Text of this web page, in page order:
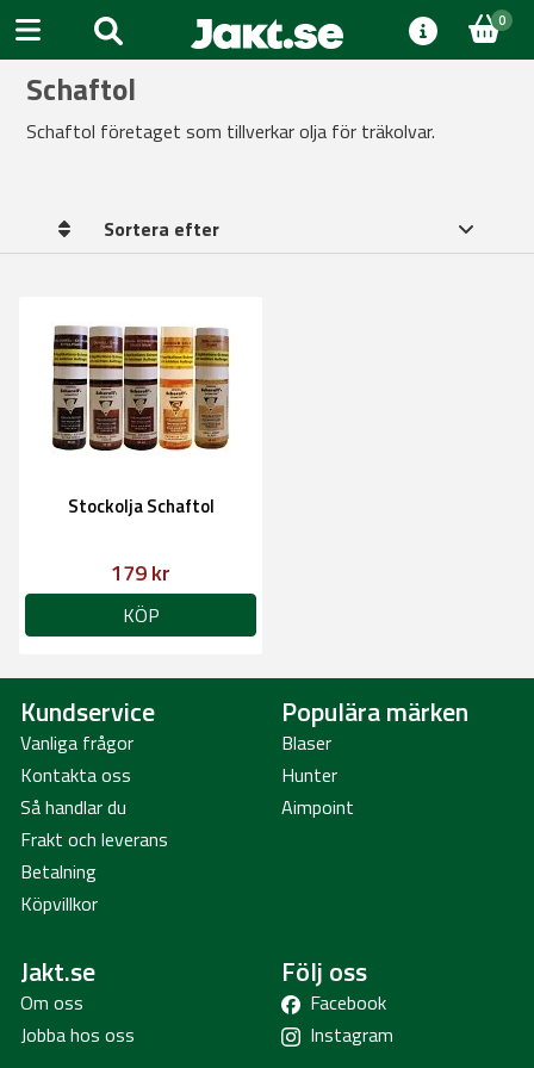
0
Schaftol
Schaftol företaget som tillverkar olja för träkolvar.
Sortera efter
Stockolja Schaftol
179 kr
KÖP
Kundservice
Vanliga frågor
Kontakta oss
Så handlar du
Frakt och leverans
Betalning
Köpvillkor
Populära märken
Blaser
Hunter
Aimpoint
Jakt.se
Om oss
Jobba hos oss
Följ oss
Facebook
Instagram